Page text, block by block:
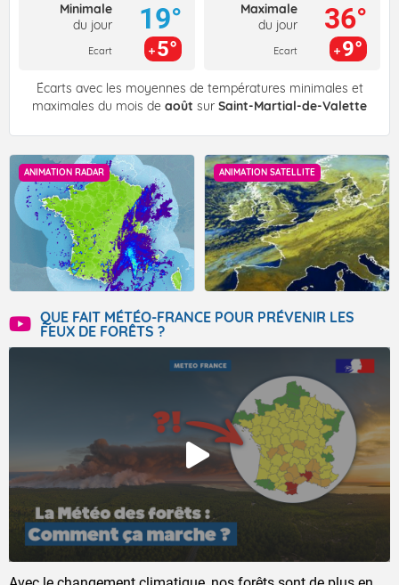
Minimale
du jour
Ecart
19°
5°
Maximale
du jour
Ecart
36°
9°
Écarts avec les moyennes de températures minimales et
maximales du mois de août sur Saint-Martial-de-Valette
ANIMATION RADAR ANIMATION SATELLITE
QUE FAIT MÉTÉO-FRANCE POUR PRÉVENIR LES
FEUX DE FORÊTS ?